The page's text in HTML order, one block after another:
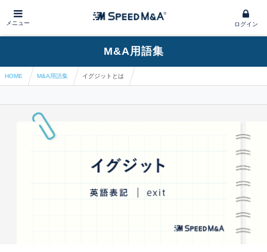
メニュー ログイン
M&A用語集
HOME M&A用語集 イグジットとは